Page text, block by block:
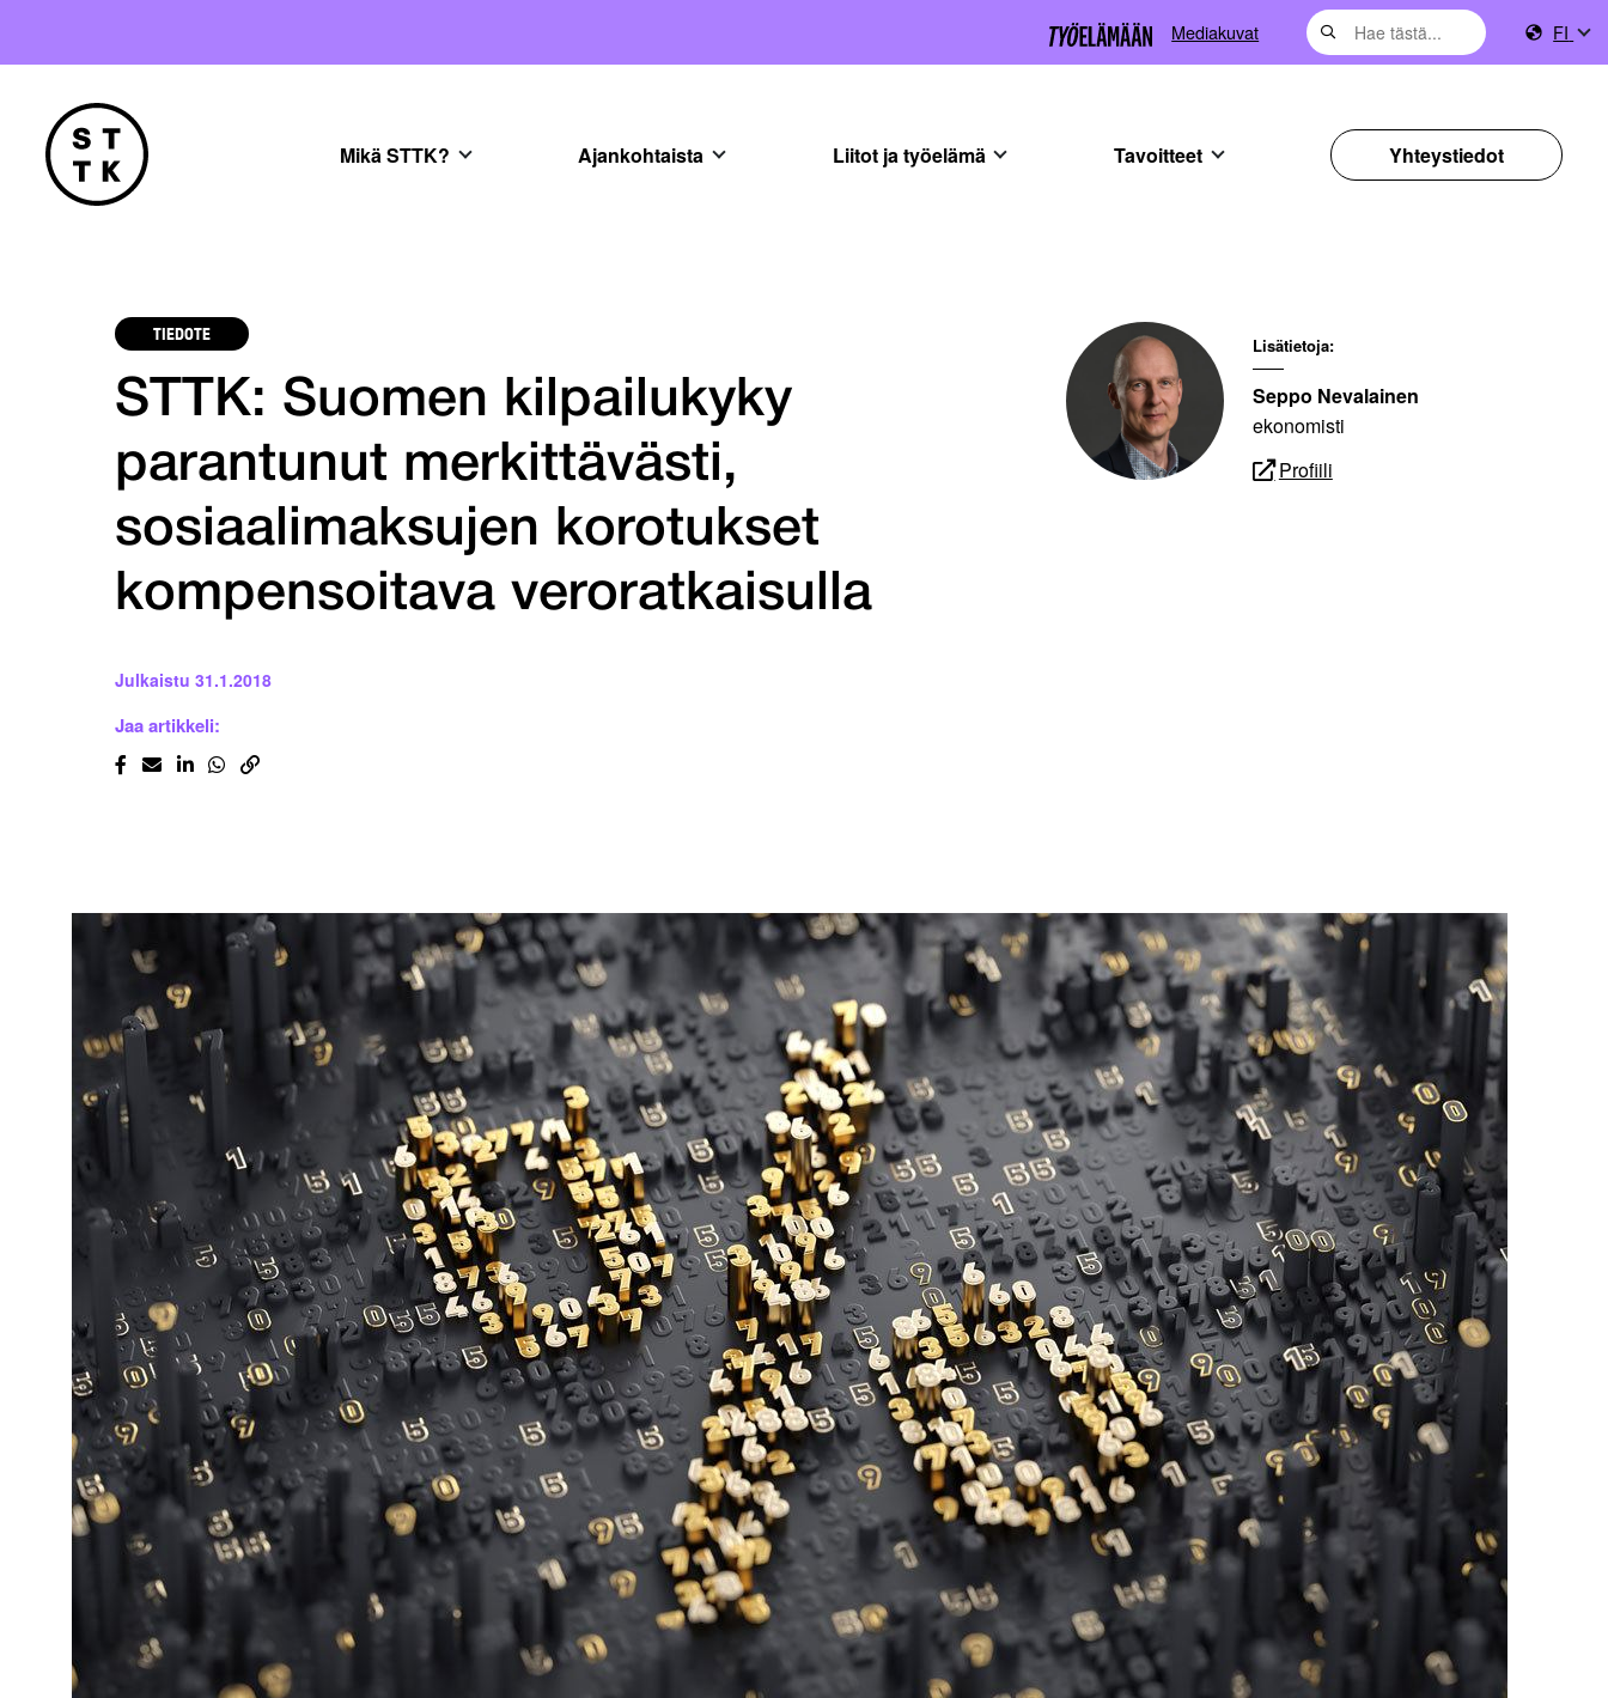
Mediakuvat FI
Mikä STTK? Ajankohtaista Liitot ja työelämä Tavoitteet Yhteystiedot
TIEDOTE
STTK: Suomen kilpailukyky
parantunut merkittävästi,
sosiaalimaksujen korotukset
kompensoitava veroratkaisulla
Julkaistu 31.1.2018
Lisätietoja:
Seppo Nevalainen
ekonomisti
Profiili
Jaa artikkeli: